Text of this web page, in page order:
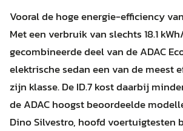
Vooral de hoge energie-efficiency
Met een verbruik van slechts 18.1
gecombineerde deel van de ADAC
elektrische sedan een van de meest
zijn klasse. De ID.7 kost daarbij
de ADAC hoogst beoordeelde
Dino Silvestro, hoofd voertuigtesten